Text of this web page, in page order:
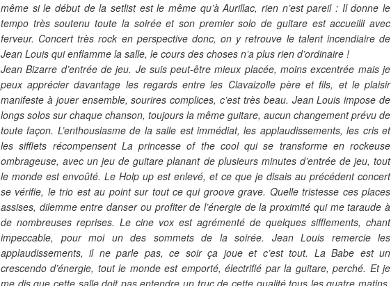
même si le début de la setlist est le même qu’à Aurillac, rien n’est pareil : Il donne le
tempo très soutenu toute la soirée et son premier solo de guitare est accueilli avec
ferveur. Concert très rock en perspective donc, on y retrouve le talent incendiaire de
Jean Louis qui enflamme la salle, le cours des choses n’a plus rien d’ordinaire !
Jean Bizarre d’entrée de jeu. Je suis peut-être mieux placée, moins excentrée mais je
peux apprécier davantage les regards entre les Clavaizolle père et fils, et le plaisir
manifeste à jouer ensemble, sourires complices, c’est très beau. Jean Louis impose de
longs solos sur chaque chanson, toujours la même guitare, aucun changement prévu de
toute façon. L’enthousiasme de la salle est immédiat, les applaudissements, les cris et
les sifflets récompensent La princesse of the cool qui se transforme en rockeuse
ombrageuse, avec un jeu de guitare planant de plusieurs minutes d’entrée de jeu, tout
le monde est envoûté. Le Holp up est enlevé, et ce que je disais au précédent concert
se vérifie, le trio est au point sur tout ce qui groove grave. Quelle tristesse ces places
assises, dilemme entre danser ou profiter de l’énergie de la proximité qui me taraude à
de nombreuses reprises. Le cine vox est agrémenté de quelques sifflements, chant
impeccable, pour moi un des sommets de la soirée. Jean Louis remercie les
applaudissements, il ne parle pas, ce soir ça joue et c’est tout. La Babe est un
crescendo d’énergie, tout le monde est emporté, électrifié par la guitare, perché. Et je
me dis que cette salle doit pas entendre un truc de cette qualité tous les quatre matins.